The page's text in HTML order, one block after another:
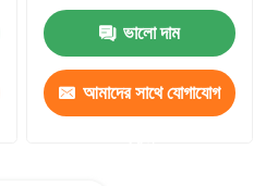
ভালো দাম
আমাদের সাথে যোগাযোগ